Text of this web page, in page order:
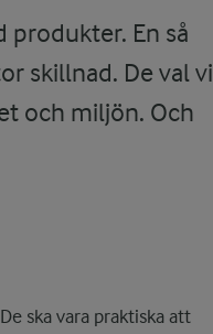
produkter. En så
skillnad. De val vi
och miljön. Och
ska vara praktiska att